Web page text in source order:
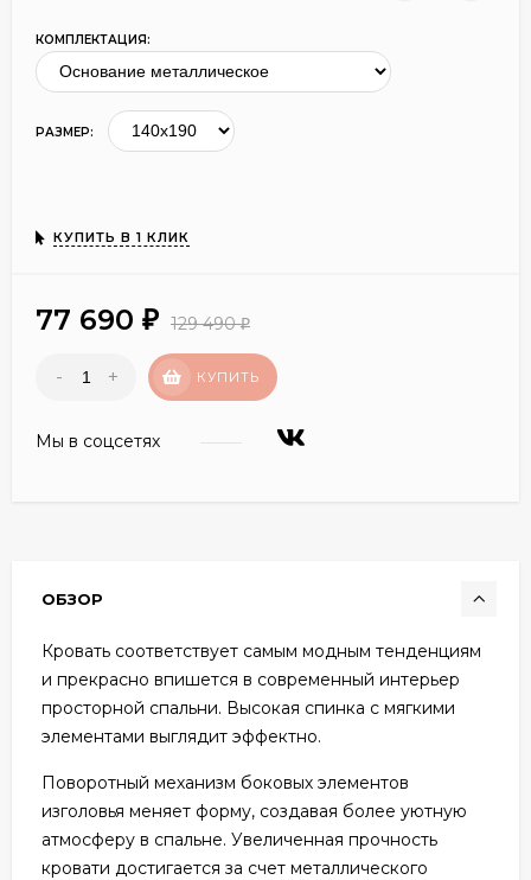
КОМПЛЕКТАЦИЯ:
РАЗМЕР:
КУПИТЬ В 1 КЛИК
77 690 ₽ 129 490₽
- + КУПИТЬ
Мы в соцсетях
ОБЗОР
Кровать соответствует самым модным тенденциям
и прекрасно впишется в современный интерьер
просторной спальни. Высокая спинка с мягкими
элементами выглядит эффектно.
Поворотный механизм боковых элементов
изголовья меняет форму, создавая более уютную
атмосферу в спальне. Увеличенная прочность
кровати достигается за счет металлического